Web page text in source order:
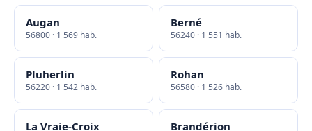
Augan
56800 · 1 569 hab.
Berné
56240 · 1 551 hab.
Pluherlin
56220 · 1 542 hab.
Rohan
56580 · 1 526 hab.
La Vraie-Croix Brandérion